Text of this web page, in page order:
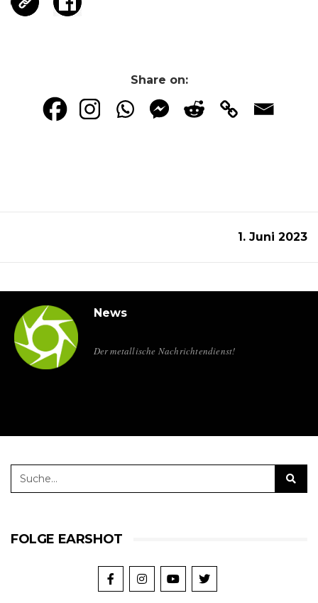
Share on:
1. Juni 2023
News
Der metallische Nachrichtendienst!
FOLGE EARSHOT